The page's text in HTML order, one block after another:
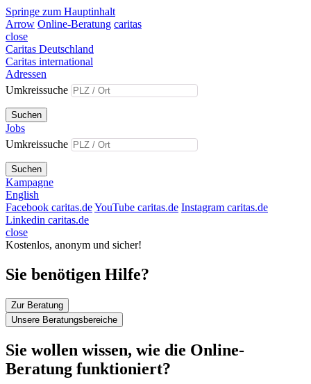
Springe zum Hauptinhalt
Arrow Online-Beratung caritas
close
Caritas Deutschland
Caritas international
Adressen
Umkreissuche
Suchen
Jobs
Umkreissuche
Suchen
Kampagne
English
Facebook caritas.deYouTube caritas.de Instagram caritas.de
Linkedin caritas.de
close
Kostenlos, anonym und sicher!
Sie benötigen Hilfe?
Zur Beratung
Unsere Beratungsbereiche
Sie wollen wissen, wie die Online-
Beratung funktioniert?